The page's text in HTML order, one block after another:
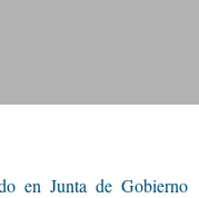
en Junta de Gobierno